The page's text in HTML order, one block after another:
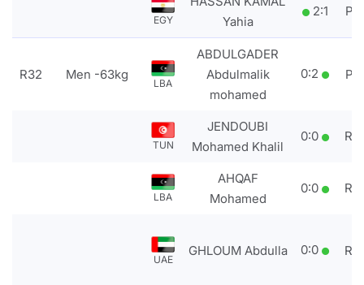
EGY
Yahia
2:1
R32 Men -63kg
LBA
ABDULGADER
Abdulmalik
mohamed
0:2
TUN
JENDOUBI
Mohamed Khalil
0:0
LBA
AHQAF
Mohamed
0:0
UAE
GHLOUM Abdulla 0:0